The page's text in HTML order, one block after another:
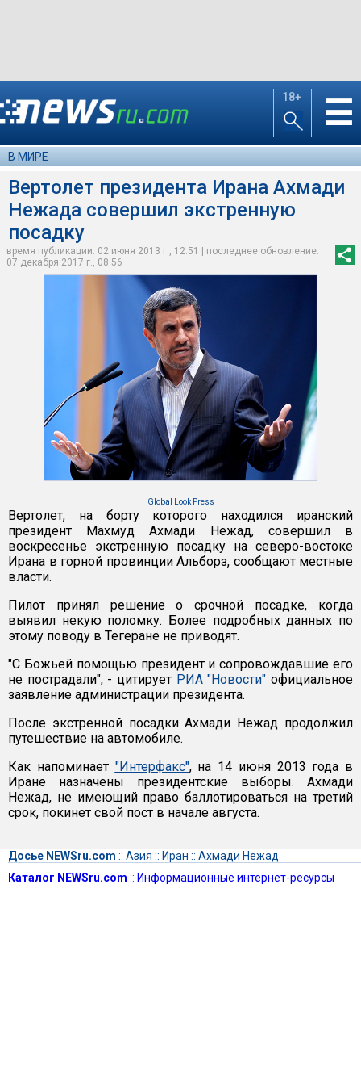
18+ ☰
В МИРЕ
Вертолет президента Ирана Ахмади
Нежада совершил экстренную
посадку
время публикации: 02 июня 2013 г., 12:51 | последнее обновление:
07 декабря 2017 г., 08:56
Global Look Press
Вертолет, на борту которого находился иранский
президент Махмуд Ахмади Нежад, совершил в
воскресенье экстренную посадку на северо-востоке
Ирана в горной провинции Альборз, сообщают местные
власти.
Пилот принял решение о срочной посадке, когда
выявил некую поломку. Более подробных данных по
этому поводу в Тегеране не приводят.
"С Божьей помощью президент и сопровождавшие его
не пострадали", - цитирует РИА "Новости" официальное
заявление администрации президента.
После экстренной посадки Ахмади Нежад продолжил
путешествие на автомобиле.
Как напоминает "Интерфакс", на 14 июня 2013 года в
Иране назначены президентские выборы. Ахмади
Нежад, не имеющий право баллотироваться на третий
срок, покинет свой пост в начале августа.
Досье NEWSru.com :: Азия :: Иран :: Ахмади Нежад
Каталог NEWSru.com :: Информационные интернет-ресурсы